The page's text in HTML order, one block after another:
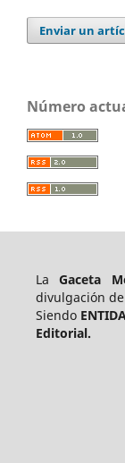
Enviar un
Número
LaGaceta
divulgación
Siendo
Editorial.